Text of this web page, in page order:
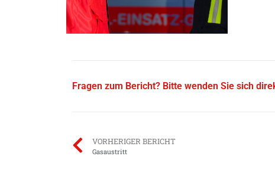
Fragen zum Bericht? Bitte wenden Sie sich
VORHERIGER BERICHT
Gasaustritt